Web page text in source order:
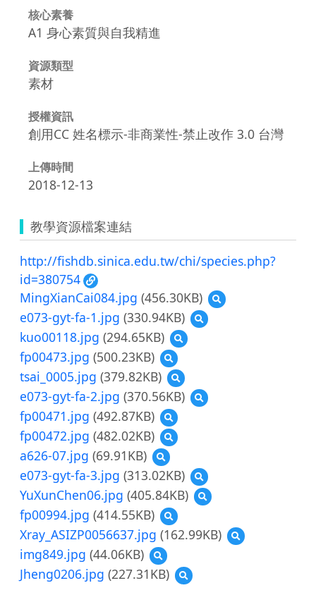
核心素養
A1 身心素質與自我精進
資源類型
素材
授權資訊
創用CC 姓名標示-非商業性-禁止改作 3.0 台灣
上傳時間
2018-12-13
教學資源檔案連結
http://fishdb.sinica.edu.tw/chi/species.php?
id=380754
MingXianCai084.jpg (456.30KB)
預
覽
e073-gyt-fa-1.jpg (330.94KB)
預
覽
kuo00118.jpg (294.65KB)
預
覽
fp00473.jpg (500.23KB)
預
覽
fp00473.jpg
tsai_0005.jpg (379.82KB)
預
覽
tsai_0005.jpg
e073-gyt-fa-2.jpg (370.56KB)
預
覽
fp00471.jpg (492.87KB)
預
覽
fp00471.jpg
fp00472.jpg (482.02KB)
預
覽
a626-07.jpg (69.91KB)
預
覽
a626-
07.jpg
e073-gyt-fa-3.jpg (313.02KB)
預
覽
e073-
fa-
3.jpg
YuXunChen06.jpg (405.84KB)
預
覽
fp00994.jpg (414.55KB)
預
覽
fp00994.jpg
Xray_ASIZP0056637.jpg (162.99KB)
預
覽
img849.jpg (44.06KB)
預
覽
img849.jpg
Jheng0206.jpg (227.31KB)
預
覽